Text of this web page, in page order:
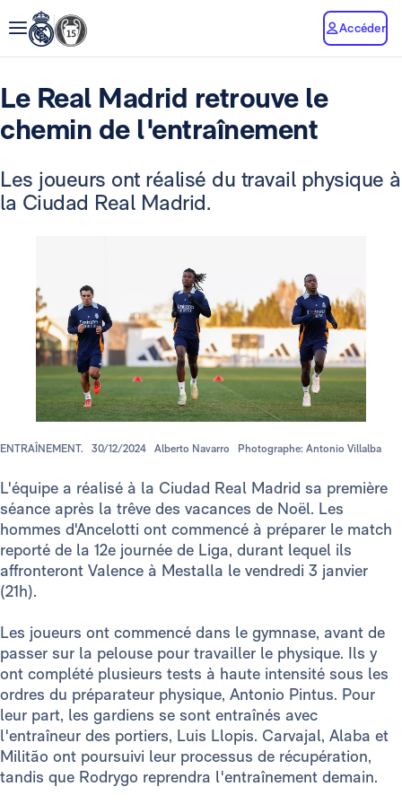
Accéder
Le Real Madrid retrouve le
chemin de l'entraînement
Les joueurs ont réalisé du travail physique à
la Ciudad Real Madrid.
ENTRAÎNEMENT. 30/12/2024 Alberto Navarro Photographe: Antonio Villalba
L'équipe a réalisé à la Ciudad Real Madrid sa première
séance après la trêve des vacances de Noël. Les
hommes d'Ancelotti ont commencé à préparer le match
reporté de la 12e journée de Liga, durant lequel ils
affronteront Valence à Mestalla le vendredi 3 janvier
(21h).
Les joueurs ont commencé dans le gymnase, avant de
passer sur la pelouse pour travailler le physique. Ils y
ont complété plusieurs tests à haute intensité sous les
ordres du préparateur physique, Antonio Pintus. Pour
leur part, les gardiens se sont entraînés avec
l'entraîneur des portiers, Luis Llopis. Carvajal, Alaba et
Militão ont poursuivi leur processus de récupération,
tandis que Rodrygo reprendra l'entraînement demain.